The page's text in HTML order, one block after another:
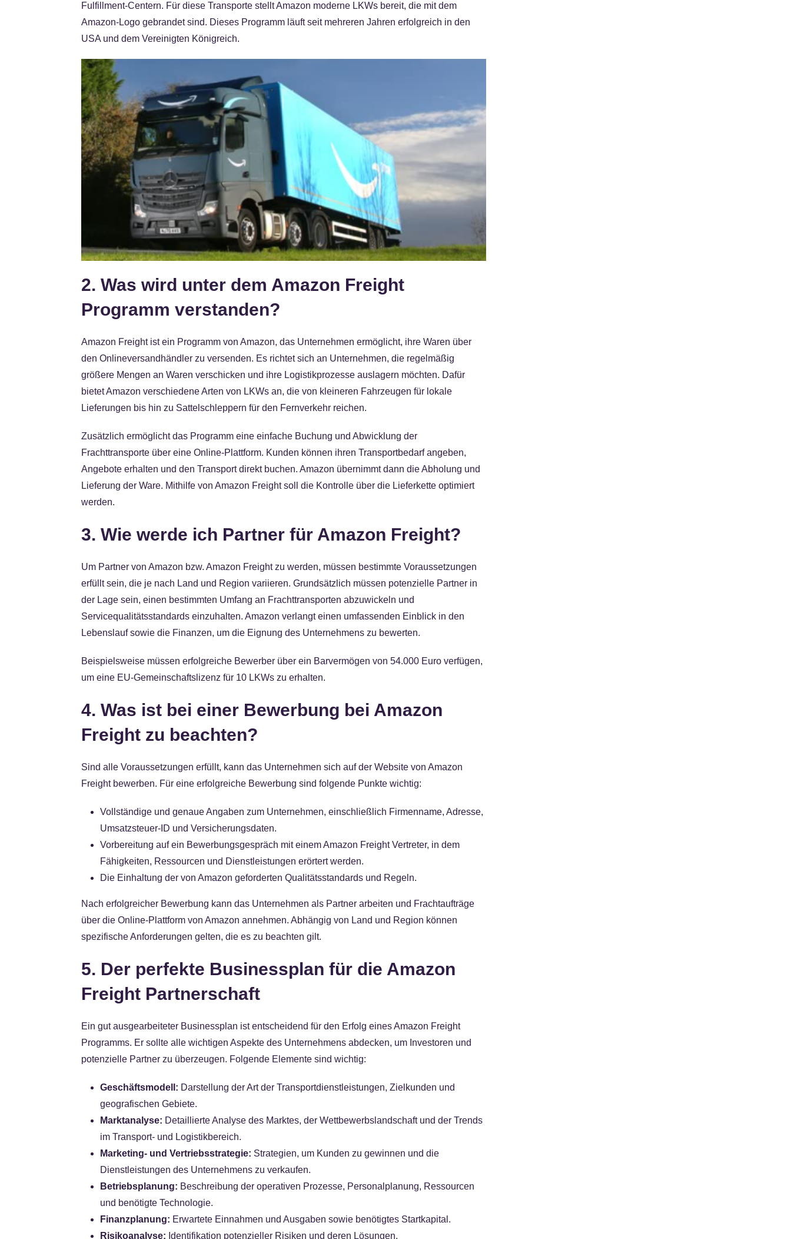
Fulfillment-Centern. Für diese Transporte stellt Amazon moderne LKWs bereit, die mit dem
Amazon-Logo gebrandet sind. Dieses Programm läuft seit mehreren Jahren erfolgreich in den
USA und dem Vereinigten Königreich.
2. Was wird unter dem Amazon Freight
Programm verstanden?
Amazon Freight ist ein Programm von Amazon, das Unternehmen ermöglicht, ihre Waren über
den Onlineversandhändler zu versenden. Es richtet sich an Unternehmen, die regelmäßig
größere Mengen an Waren verschicken und ihre Logistikprozesse auslagern möchten. Dafür
bietet Amazon verschiedene Arten von LKWs an, die von kleineren Fahrzeugen für lokale
Lieferungen bis hin zu Sattelschleppern für den Fernverkehr reichen.
Zusätzlich ermöglicht das Programm eine einfache Buchung und Abwicklung der
Frachttransporte über eine Online-Plattform. Kunden können ihren Transportbedarf angeben,
Angebote erhalten und den Transport direkt buchen. Amazon übernimmt dann die Abholung und
Lieferung der Ware. Mithilfe von Amazon Freight soll die Kontrolle über die Lieferkette optimiert
werden.
3. Wie werde ich Partner für Amazon Freight?
Um Partner von Amazon bzw. Amazon Freight zu werden, müssen bestimmte Voraussetzungen
erfüllt sein, die je nach Land und Region variieren. Grundsätzlich müssen potenzielle Partner in
der Lage sein, einen bestimmten Umfang an Frachttransporten abzuwickeln und
Servicequalitätsstandards einzuhalten. Amazon verlangt einen umfassenden Einblick in den
Lebenslauf sowie die Finanzen, um die Eignung des Unternehmens zu bewerten.
Beispielsweise müssen erfolgreiche Bewerber über ein Barvermögen von 54.000 Euro verfügen,
um eine EU-Gemeinschaftslizenz für 10 LKWs zu erhalten.
4. Was ist bei einer Bewerbung bei Amazon
Freight zu beachten?
Sind alle Voraussetzungen erfüllt, kann das Unternehmen sich auf der Website von Amazon
Freight bewerben. Für eine erfolgreiche Bewerbung sind folgende Punkte wichtig:
Vollständige und genaue Angaben zum Unternehmen, einschließlich Firmenname, Adresse,
Umsatzsteuer-ID und Versicherungsdaten.
Vorbereitung auf ein Bewerbungsgespräch mit einem Amazon Freight Vertreter, in dem
Fähigkeiten, Ressourcen und Dienstleistungen erörtert werden.
Die Einhaltung der von Amazon geforderten Qualitätsstandards und Regeln.
Nach erfolgreicher Bewerbung kann das Unternehmen als Partner arbeiten und Frachtaufträge
über die Online-Plattform von Amazon annehmen. Abhängig von Land und Region können
spezifische Anforderungen gelten, die es zu beachten gilt.
5. Der perfekte Businessplan für die Amazon
Freight Partnerschaft
Ein gut ausgearbeiteter Businessplan ist entscheidend für den Erfolg eines Amazon Freight
Programms. Er sollte alle wichtigen Aspekte des Unternehmens abdecken, um Investoren und
potenzielle Partner zu überzeugen. Folgende Elemente sind wichtig:
Geschäftsmodell: Darstellung der Art der Transportdienstleistungen, Zielkunden und
geografischen Gebiete.
Marktanalyse: Detaillierte Analyse des Marktes, der Wettbewerbslandschaft und der Trends
im Transport- und Logistikbereich.
Marketing- und Vertriebsstrategie: Strategien, um Kunden zu gewinnen und die
Dienstleistungen des Unternehmens zu verkaufen.
Betriebsplanung: Beschreibung der operativen Prozesse, Personalplanung, Ressourcen
und benötigte Technologie.
Finanzplanung: Erwartete Einnahmen und Ausgaben sowie benötigtes Startkapital.
Risikoanalyse: Identifikation potenzieller Risiken und deren Lösungen.